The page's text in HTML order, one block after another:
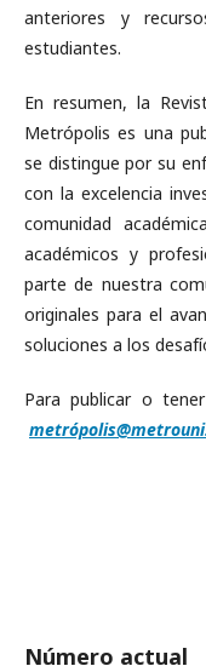
anteriores y
estudiantes.
En resumen, la
Metrópolis es una
se distingue por su
con la excelencia
comunidad
académicos y
parte de nuestra
originales para el
soluciones a los
Para publicar o
Número actual